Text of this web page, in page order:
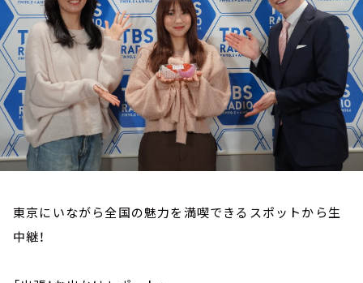
東京にいながら全国の魅力を満喫できるスポットから生
中継！